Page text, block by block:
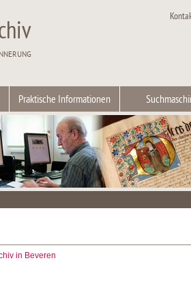
Praktische Informationen
in Beveren